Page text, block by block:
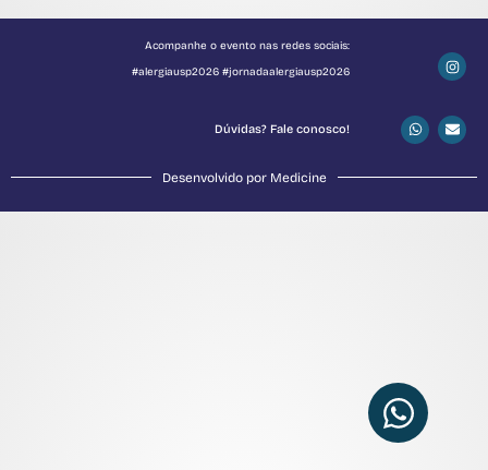
Acompanhe o evento nas redes sociais:
#alergiausp2026 #jornadaalergiausp2026
Dúvidas? Fale conosco!
Desenvolvido por Medicine